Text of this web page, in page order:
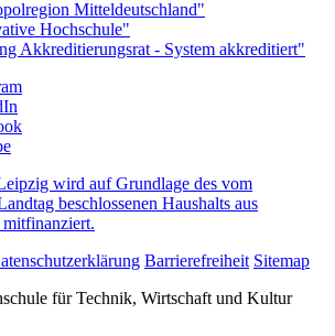
wird auf Grundlage des vom
beschlossenen Haushalts aus
mitfinanziert.
Barrierefreiheit Sitemap
für Technik, Wirtschaft und Kultur